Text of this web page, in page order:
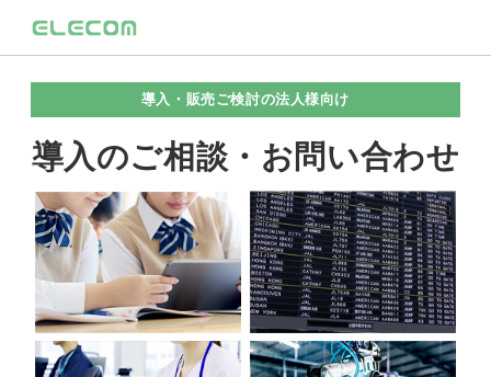
導入・販売ご検討の法人様向け
導入のご相談・お問い合わせ